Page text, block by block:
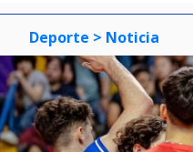
Deporte > Noticia